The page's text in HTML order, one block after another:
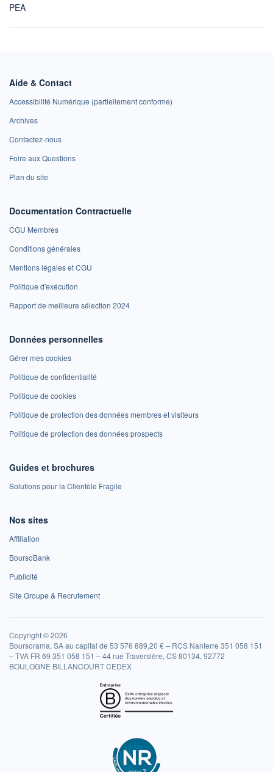
PEA
Aide & Contact
Accessibilité Numérique (partiellement conforme)
Archives
Contactez-nous
Foire aux Questions
Plan du site
Documentation Contractuelle
CGU Membres
Conditions générales
Mentions légales et CGU
Politique d'exécution
Rapport de meilleure sélection 2024
Données personnelles
Gérer mes cookies
Politique de confidentialité
Politique de cookies
Politique de protection des données membres et visiteurs
Politique de protection des données prospects
Guides et brochures
Solutions pour la Clientèle Fragile
Nos sites
Affiliation
BoursoBank
Publicité
Site Groupe & Recrutement
Copyright © 2026
Boursorama, SA au capital de 53 576 889,20 € – RCS Nanterre 351 058 151
– TVA FR 69 351 058 151 – 44 rue Traversière, CS 80134, 92772
BOULOGNE BILLANCOURT CEDEX